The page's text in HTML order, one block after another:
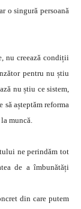
o singură persoană
nu creează condiții
pentru nu știu
nu știu ce sistem,
să așteptăm reforma
muncă.
ne perindăm tot
de a îmbunătăți
din care putem